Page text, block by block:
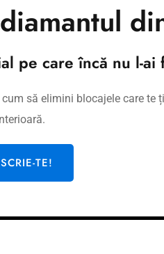
pe care încă nu l-ai
să elimini blocajele care te
TE!